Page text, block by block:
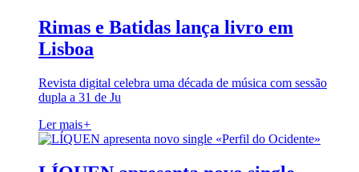
Rimas e Batidas lança livro em
Lisboa
Revista digital celebra uma década de música com sessão
dupla a 31 de Ju
Ler mais+